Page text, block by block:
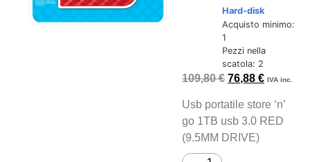
Hard-disk
Acquisto minimo:
1
Pezzi nella
scatola: 2
109,80€ 76,88€ IVA inc.
Usb portatile store ‘n’
go 1TB usb 3.0 RED
(9.5MM DRIVE)